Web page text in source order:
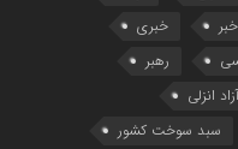
خبر
خبری
رهبر
انزلی
سبد سوخت کشور